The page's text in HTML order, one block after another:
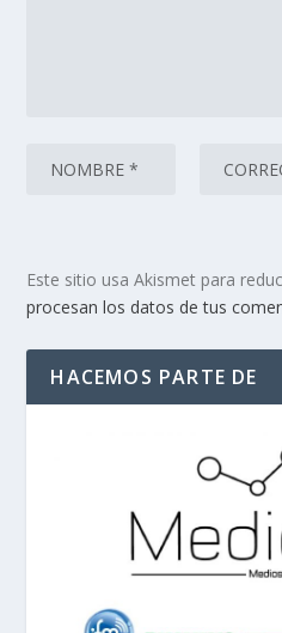
Este sitio usa Akismet para
procesan los datos de tus
HACEMOS PARTE DE